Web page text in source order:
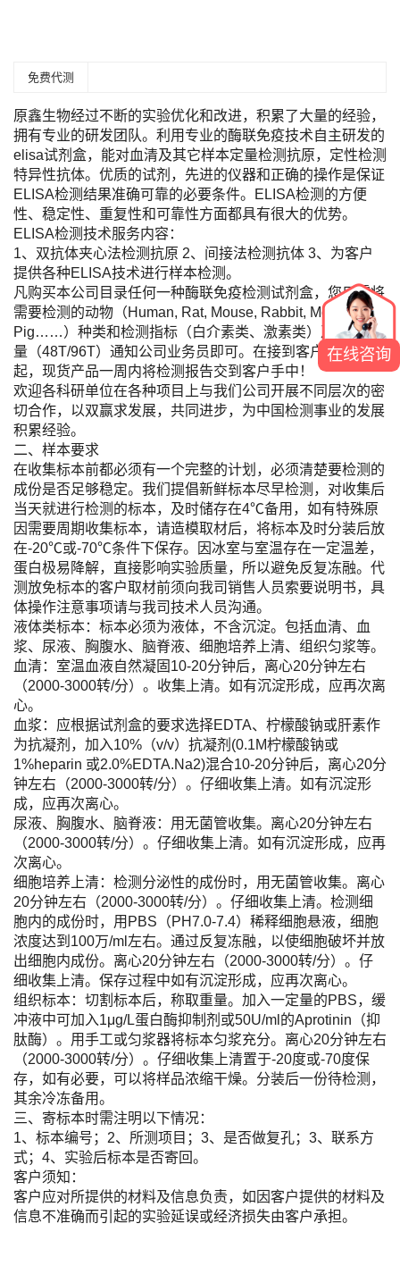
免费代测
原鑫生物经过不断的实验优化和改进，积累了大量的经验，
拥有专业的研发团队。利用专业的酶联免疫技术自主研发的
elisa试剂盒，能对血清及其它样本定量检测抗原，定性检测
特异性抗体。优质的试剂，先进的仪器和正确的操作是保证
ELISA检测结果准确可靠的必要条件。ELISA检测的方便
性、稳定性、重复性和可靠性方面都具有很大的优势。
ELISA检测技术服务内容：
1、双抗体夹心法检测抗原 2、间接法检测抗体 3、为客户
提供各种ELISA技术进行样本检测。
凡购买本公司目录任何一种酶联免疫检测试剂盒，您只需将
需要检测的动物（Human, Rat, Mouse, Rabbit, Monkey,
Pig……）种类和检测指标（白介素类、激素类）及标本数
量（48T/96T）通知公司业务员即可。在接到客户标本当日
起，现货产品一周内将检测报告交到客户手中！
欢迎各科研单位在各种项目上与我们公司开展不同层次的密
切合作，以双赢求发展，共同进步，为中国检测事业的发展
积累经验。
二、样本要求
在收集标本前都必须有一个完整的计划，必须清楚要检测的
成份是否足够稳定。我们提倡新鲜标本尽早检测，对收集后
当天就进行检测的标本，及时储存在4℃备用，如有特殊原
因需要周期收集标本，请造模取材后，将标本及时分装后放
在-20℃或-70℃条件下保存。因冰室与室温存在一定温差，
蛋白极易降解，直接影响实验质量，所以避免反复冻融。代
测放免标本的客户取材前须向我司销售人员索要说明书，具
体操作注意事项请与我司技术人员沟通。
液体类标本：标本必须为液体，不含沉淀。包括血清、血
浆、尿液、胸腹水、脑脊液、细胞培养上清、组织匀浆等。
血清：室温血液自然凝固10-20分钟后，离心20分钟左右
（2000-3000转/分）。收集上清。如有沉淀形成，应再次离
心。
血浆：应根据试剂盒的要求选择EDTA、柠檬酸钠或肝素作
为抗凝剂，加入10%（v/v）抗凝剂(0.1M柠檬酸钠或
1%heparin 或2.0%EDTA.Na2)混合10-20分钟后，离心20分
钟左右（2000-3000转/分）。仔细收集上清。如有沉淀形
成，应再次离心。
尿液、胸腹水、脑脊液：用无菌管收集。离心20分钟左右
（2000-3000转/分）。仔细收集上清。如有沉淀形成，应再
次离心。
细胞培养上清：检测分泌性的成份时，用无菌管收集。离心
20分钟左右（2000-3000转/分）。仔细收集上清。检测细
胞内的成份时，用PBS（PH7.0-7.4）稀释细胞悬液，细胞
浓度达到100万/ml左右。通过反复冻融，以使细胞破坏并放
出细胞内成份。离心20分钟左右（2000-3000转/分）。仔
细收集上清。保存过程中如有沉淀形成，应再次离心。
组织标本：切割标本后，称取重量。加入一定量的PBS，缓
冲液中可加入1μg/L蛋白酶抑制剂或50U/ml的Aprotinin（抑
肽酶）。用手工或匀浆器将标本匀浆充分。离心20分钟左右
（2000-3000转/分）。仔细收集上清置于-20度或-70度保
存，如有必要，可以将样品浓缩干燥。分装后一份待检测，
其余冷冻备用。
三、寄标本时需注明以下情况：
1、标本编号；2、所测项目；3、是否做复孔；3、联系方
式；4、实验后标本是否寄回。
客户须知：
客户应对所提供的材料及信息负责，如因客户提供的材料及
信息不准确而引起的实验延误或经济损失由客户承担。
在线咨询